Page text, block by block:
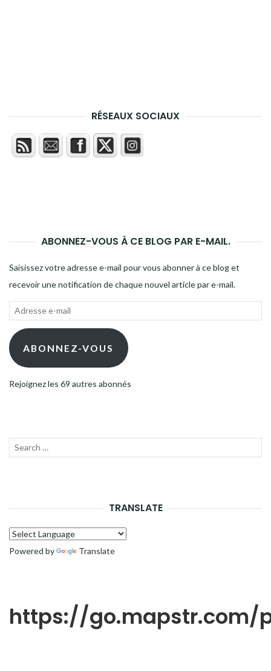
RÉSEAUX SOCIAUX
ABONNEZ-VOUS À CE BLOG PAR E-MAIL.
Saisissez votre adresse e-mail pour vous abonner à ce blog et
recevoir une notification de chaque nouvel article par e-mail.
Adresse
mail ABONNEZ-VOUS
Rejoignez les 69 autres abonnés
Recherche
TRANSLATE
Powered by Translate
https://go.mapstr.com/